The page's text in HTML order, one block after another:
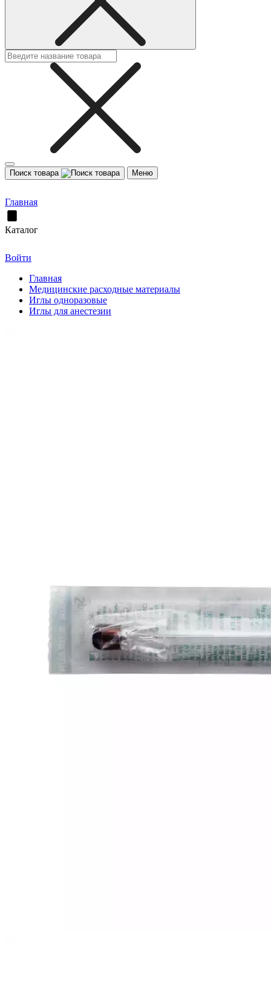
Поиск товара Меню
Главная
Каталог
Войти
Главная
Медицинские расходные материалы
Иглы одноразовые
Иглы для анестезии